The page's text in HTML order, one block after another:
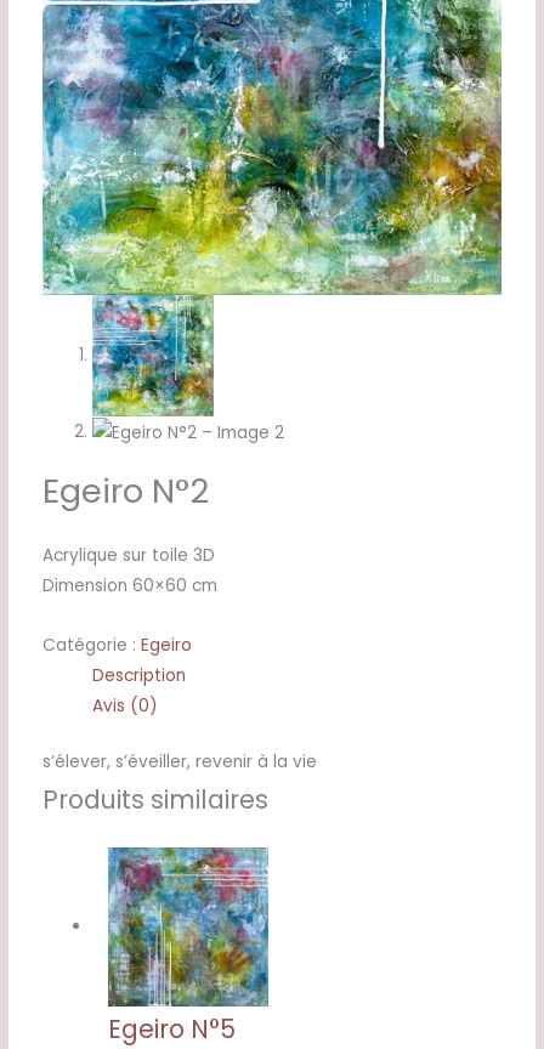
Egeiro N°2
Acrylique sur toile 3D
Dimension 60×60 cm
Catégorie : Egeiro
Description
Avis (0)
s’élever, s’éveiller, revenir à la vie
Produits similaires
Egeiro N°5